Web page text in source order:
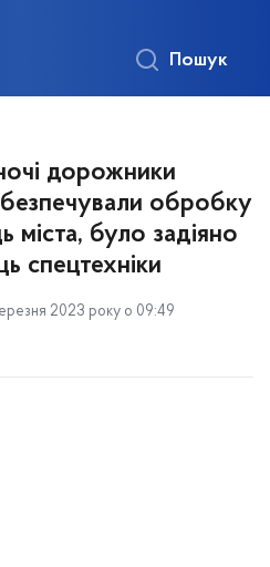
Пошук
дорожники
обробку
міста, було задіяно
спецтехніки
2023 року о 09:49